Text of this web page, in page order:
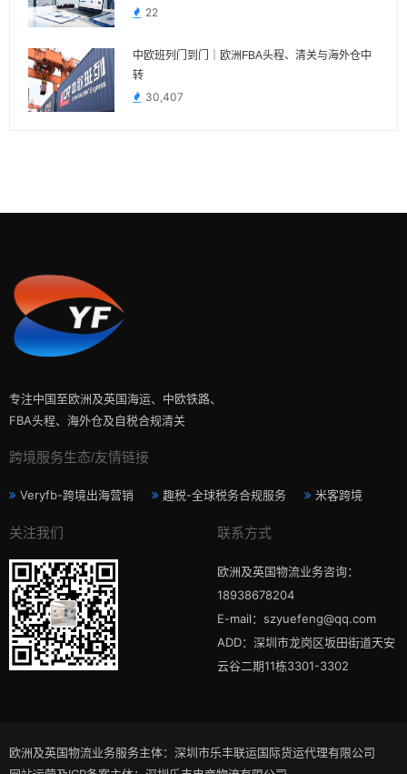
22
中欧班列门到门｜欧洲FBA头程、清关与海外仓中
转
30,407
专注中国至欧洲及英国海运、中欧铁路、
FBA头程、海外仓及自税合规清关
跨境服务生态/友情链接
Veryfb-跨境出海营销 趣税-全球税务合规服务 米客跨境
关注我们 联系方式
欧洲及英国物流业务咨询：
18938678204
E-mail：szyuefeng@qq.com
ADD：深圳市龙岗区坂田街道天安
云谷二期11栋3301-3302
欧洲及英国物流业务服务主体：深圳市乐丰联运国际货运代理有限公司